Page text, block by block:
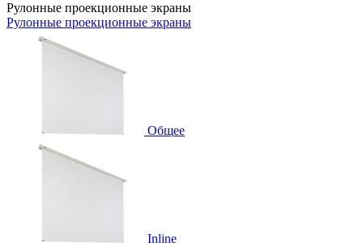
Рулонные проекционные экраны
Рулонные проекционные экраны
Общее
Inline